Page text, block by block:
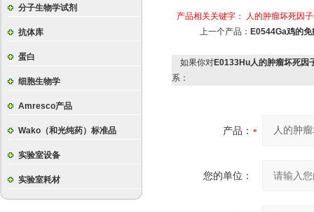
分子生物学试剂
抗体库
蛋白
细胞生物学
Amresco产品
Wako（和光纯药）标准品
实验室设备
实验室耗材
产品相关关键字：
人的肿瘤坏死因
上一个产品： E0544Ga鸡的
如果你对E0133Hu人的肿瘤坏死因
系：
产品：
您的单位：